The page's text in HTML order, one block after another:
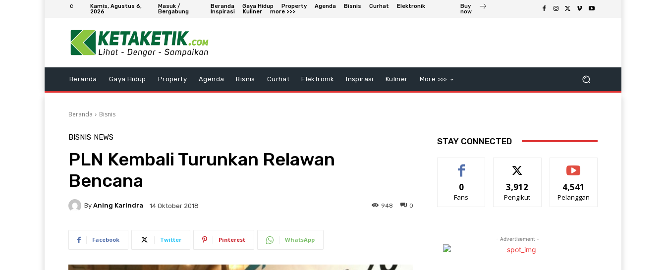
C
Kamis, Agustus 6,
2026
Masuk /
Bergabung
Beranda Gaya Hidup Property Agenda Bisnis Curhat
Elektronik
Inspirasi
Kuliner more >>>
Buy
now
Beranda Gaya Hidup Property Agenda Bisnis Curhat Elektronik Inspirasi Kuliner More >>>
Beranda Bisnis
BISNIS NEWS
PLN Kembali Turunkan Relawan
Bencana
By Aning Karindra 14 Oktober 2018 0
948
Facebook Twitter Pinterest WhatsApp
STAY CONNECTED
0
Fans
3,912
Pengikut
4,541
Pelanggan
- Advertisement -